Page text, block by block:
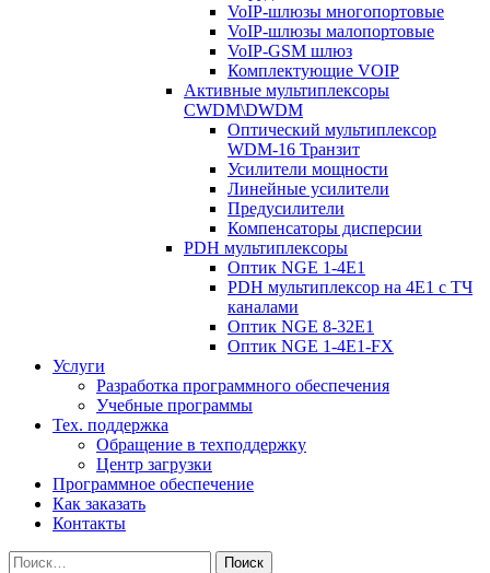
VoIP-шлюзы многопортовые
VoIP-шлюзы малопортовые
VoIP-GSM шлюз
Комплектующие VOIP
Активные мультиплексоры
CWDM\DWDM
Оптический мультиплексор
WDM-16 Транзит
Усилители мощности
Линейные усилители
Предусилители
Компенсаторы дисперсии
PDH мультиплексоры
Оптик NGE 1-4E1
PDH мультиплексор на 4Е1 с ТЧ
каналами
Оптик NGE 8-32E1
Оптик NGE 1-4E1-FX
Услуги
Разработка программного обеспечения
Учебные программы
Тех. поддержка
Обращение в техподдержку
Центр загрузки
Программное обеспечение
Как заказать
Контакты
Поиск